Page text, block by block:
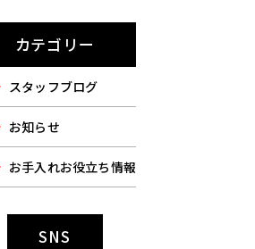
カテゴリー
スタッフブログ
お知らせ
お手入れお役立ち情報
SNS